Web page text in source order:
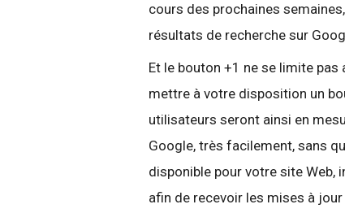
cours des prochaines
résultats de recherche sur
Et le bouton +1 ne se limite
mettre à votre disposition un
utilisateurs seront ainsi en
Google, très facilement, sans
disponible pour votre site Web,
afin de recevoir les mises à